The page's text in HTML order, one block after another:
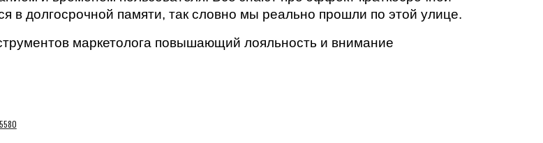
в долгосрочной памяти, так словно мы реально прошли по этой улице.
маркетолога повышающий лояльность и внимание